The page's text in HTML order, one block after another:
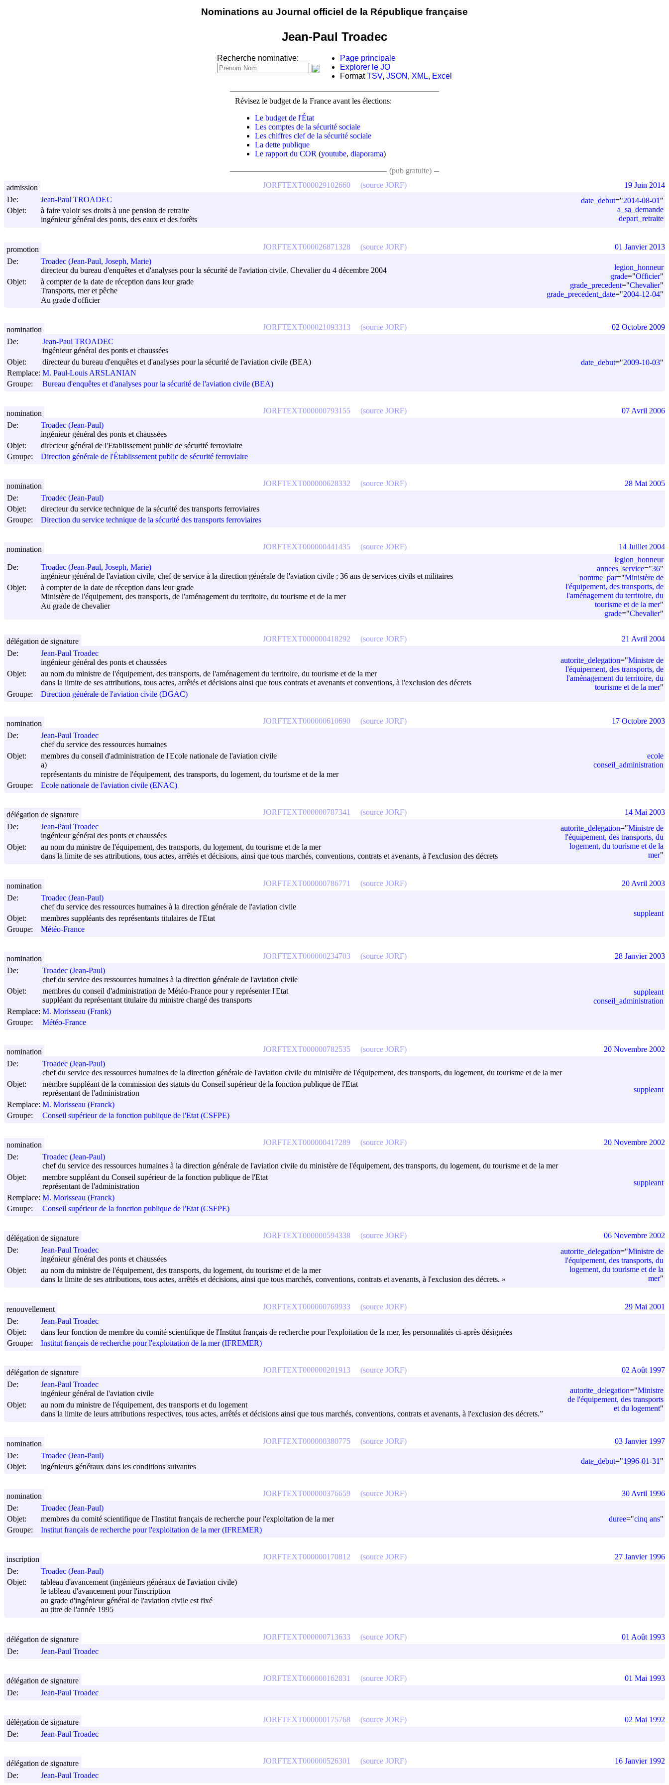
Nominations au Journal officiel de la République française
Jean-Paul Troadec
Recherche nominative:
Page principale
Explorer le JO
FormatTSV, JSON , XML, Excel
Révisez le budget de la France avant les élections:
Le budget de l'État
Les comptes de la sécurité sociale
Les chiffres clef de la sécurité sociale
La dette publique
Le rapport du COR (youtube, diaporama)
(pub gratuite)
De:
Jean-Paul TROADEC
Objet:
à faire valoir ses droits à une pension de retraite
ingénieur général des ponts, des eaux et des forêts
date_debut="2014-08-01 "
a_sa_demande
depart_retraite
JORFTEXT000029102660 (source JORF)
admission 19 Juin 2014
De:
Troadec (Jean-Paul, Joseph, Marie)
directeur du bureau d'enquêtes et d'analyses pour la sécurité de l'aviation civile. Chevalier du 4 décembre 2004
Objet:
à compter de la date de réception dans leur grade
Transports, mer et pêche
Au grade d'officier
legion_honneur
grade="Officier"
grade_precedent="Chevalier"
grade_precedent_date="2004-12-04"
JORFTEXT000026871328 (source JORF)
promotion 01 Janvier 2013
De:
Jean-Paul TROADEC
ingénieur général des ponts et chaussées
Objet:
directeur du bureau d'enquêtes et d'analyses pour la sécurité de l'aviation civile (BEA)
Remplace: M. Paul-Louis ARSLANIAN
Groupe:
Bureau d'enquêtes et d'analyses pour la sécurité de l'aviation civile (BEA)
date_debut="2009-10-03"
JORFTEXT000021093313 (source JORF)
nomination 02 Octobre 2009
De:
Troadec (Jean-Paul)
ingénieur général des ponts et chaussées
Objet:
directeur général de l'Etablissement public de sécurité ferroviaire
Groupe:
Direction générale de l'Établissement public de sécurité ferroviaire
JORFTEXT000000793155 (source JORF)
nomination 07 Avril 2006
De:
Troadec (Jean-Paul)
Objet:
directeur du service technique de la sécurité des transports ferroviaires
Groupe:
Direction du service technique de la sécurité des transports ferroviaires
JORFTEXT000000628332 (source JORF)
nomination 28 Mai 2005
De:
Troadec (Jean-Paul, Joseph, Marie)
ingénieur général de l'aviation civile, chef de service à la direction générale de l'aviation civile ; 36 ans de services civils et militaires
Objet:
à compter de la date de réception dans leur grade
Ministère de l'équipement, des transports, de l'aménagement du territoire, du tourisme et de la mer
Au grade de chevalier
legion_honneur
annees_service="36"
nomme_par="Ministère de
l'équipement, des transports, de
l'aménagement du territoire, du
tourisme et de la mer"
grade="Chevalier"
JORFTEXT000000441435 (source JORF)
nomination 14 Juillet 2004
De:
Jean-Paul Troadec
ingénieur général des ponts et chaussées
Objet:
au nom du ministre de l'équipement, des transports, de l'aménagement du territoire, du tourisme et de la mer
dans la limite de ses attributions, tous actes, arrêtés et décisions ainsi que tous contrats et avenants et conventions, à l'exclusion des décrets
Groupe:
Direction générale de l'aviation civile (DGAC)
autorite_delegation="Ministre de
l'équipement, des transports, de
l'aménagement du territoire, du
tourisme et de la mer"
JORFTEXT000000418292 (source JORF)
délégation de signature 21 Avril 2004
De:
Jean-Paul Troadec
chef du service des ressources humaines
Objet:
membres du conseil d'administration de l'Ecole nationale de l'aviation civile
a)
représentants du ministre de l'équipement, des transports, du logement, du tourisme et de la mer
Groupe:
Ecole nationale de l'aviation civile (ENAC)
ecole
conseil_administration
JORFTEXT000000610690 (source JORF)
nomination 17 Octobre 2003
De:
Jean-Paul Troadec
ingénieur général des ponts et chaussées
Objet:
au nom du ministre de l'équipement, des transports, du logement, du tourisme et de la mer
dans la limite de ses attributions, tous actes, arrêtés et décisions, ainsi que tous marchés, conventions, contrats et avenants, à l'exclusion des décrets
autorite_delegation="Ministre de
l'équipement, des transports, du
logement, du tourisme et de la
mer"
JORFTEXT000000787341 (source JORF)
délégation de signature 14 Mai 2003
De:
Troadec (Jean-Paul)
chef du service des ressources humaines à la direction générale de l'aviation civile
Objet:
membres suppléants des représentants titulaires de l'Etat
Groupe:
Météo-France
suppleant
JORFTEXT000000786771 (source JORF)
nomination 20 Avril 2003
De:
Troadec (Jean-Paul)
chef du service des ressources humaines à la direction générale de l'aviation civile
Objet:
membres du conseil d'administration de Météo-France pour y représenter l'Etat
suppléant du représentant titulaire du ministre chargé des transports
Remplace: M. Morisseau (Frank)
Groupe:
Météo-France
suppleant
conseil_administration
JORFTEXT000000234703 (source JORF)
nomination 28 Janvier 2003
De:
Troadec (Jean-Paul)
chef du service des ressources humaines de la direction générale de l'aviation civile du ministère de l'équipement, des transports, du logement, du tourisme et de la mer
Objet:
membre suppléant de la commission des statuts du Conseil supérieur de la fonction publique de l'Etat
représentant de l'administration
Remplace: M. Morisseau (Franck)
Groupe:
Conseil supérieur de la fonction publique de l'Etat (CSFPE)
suppleant
JORFTEXT000000782535 (source JORF)
nomination 20 Novembre 2002
De:
Troadec (Jean-Paul)
chef du service des ressources humaines à la direction générale de l'aviation civile du ministère de l'équipement, des transports, du logement, du tourisme et de la mer
Objet:
membre suppléant du Conseil supérieur de la fonction publique de l'Etat
représentant de l'administration
Remplace: M. Morisseau (Franck)
Groupe:
Conseil supérieur de la fonction publique de l'Etat (CSFPE)
suppleant
JORFTEXT000000417289 (source JORF)
nomination 20 Novembre 2002
De:
Jean-Paul Troadec
ingénieur général des ponts et chaussées
Objet:
au nom du ministre de l'équipement, des transports, du logement, du tourisme et de la mer
dans la limite de ses attributions, tous actes, arrêtés et décisions, ainsi que tous marchés, conventions, contrats et avenants, à l'exclusion des décrets. »
autorite_delegation="Ministre de
l'équipement, des transports, du
logement, du tourisme et de la
mer"
JORFTEXT000000594338 (source JORF)
délégation de signature 06 Novembre 2002
De:
Jean-Paul Troadec
Objet:
dans leur fonction de membre du comité scientifique de l'Institut français de recherche pour l'exploitation de la mer, les personnalités ci-après désignées
Groupe:
Institut français de recherche pour l'exploitation de la mer (IFREMER)
JORFTEXT000000769933 (source JORF)
renouvellement 29 Mai 2001
De:
Jean-Paul Troadec
ingénieur général de l'aviation civile
Objet:
au nom du ministre de l'équipement, des transports et du logement
dans la limite de leurs attributions respectives, tous actes, arrêtés et décisions ainsi que tous marchés, conventions, contrats et avenants, à l'exclusion des décrets.”
autorite_delegation="Ministre
de l'équipement, des transports
et du logement"
JORFTEXT000000201913 (source JORF)
délégation de signature 02 Août 1997
De:
Troadec (Jean-Paul)
Objet:
ingénieurs généraux dans les conditions suivantes
date_debut="1996-01-31 "
JORFTEXT000000380775 (source JORF)
nomination 03 Janvier 1997
De:
Troadec (Jean-Paul)
Objet:
membres du comité scientifique de l'Institut français de recherche pour l'exploitation de la mer
Groupe:
Institut français de recherche pour l'exploitation de la mer (IFREMER)
duree="cinq ans"
JORFTEXT000000376659 (source JORF)
nomination 30 Avril 1996
De:
Troadec (Jean-Paul)
Objet:
tableau d'avancement (ingénieurs généraux de l'aviation civile)
le tableau d'avancement pour l'inscription
au grade d'ingénieur général de l'aviation civile est fixé
au titre de l'année 1995
JORFTEXT000000170812 (source JORF)
inscription 27 Janvier 1996
De: Jean-Paul Troadec
JORFTEXT000000713633 (source JORF)
délégation de signature 01 Août 1993
De: Jean-Paul Troadec
JORFTEXT000000162831 (source JORF)
délégation de signature 01 Mai 1993
De: Jean-Paul Troadec
JORFTEXT000000175768 (source JORF)
délégation de signature 02 Mai 1992
De: Jean-Paul Troadec
JORFTEXT000000526301 (source JORF)
délégation de signature 16 Janvier 1992